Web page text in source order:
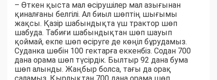
– Өткен қыста мал өсірушілер мал азығынан
қиналғаны белгілі. Ал биыл шөптің шығымы
жақсы. Қазір шабындықта үш трактор шөп
шабуда. Табиғи шабындықтан шөп шауып
қоймай, екпе шөп өсіруге де көңіл бұрудамыз.
Суданка шөбін 100 гектарға еккенбіз. Содан 700
дана орама шөп түсірдік. Былтыр 92 дана бума
шөп алынды. Жаңбыр болса, тағы да орақ